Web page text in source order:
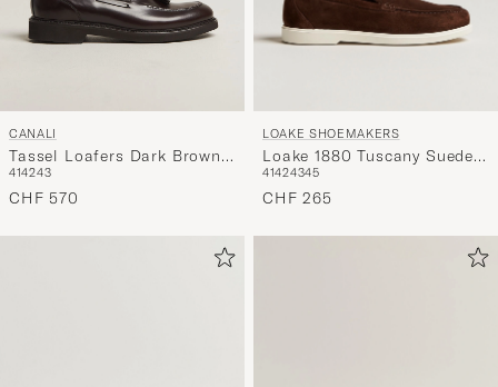
CANALI
Tassel Loafers Dark Brown
Calf
414243
CHF 570
LOAKE SHOEMAKERS
Loake 1880 Tuscany Suede
Loafer Chocolate
41424345
CHF 265